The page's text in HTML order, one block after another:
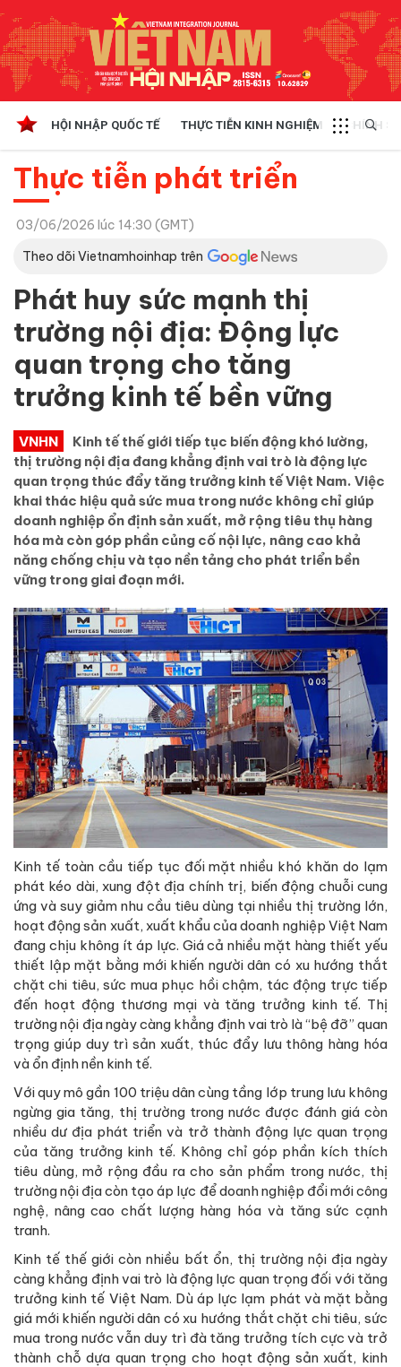
HỘI NHẬP QUỐC TẾ THỰC TIỄN KINH NGHIỆM CHÍNH
Thực tiễn phát triển
03/06/2026 lúc 14:30 (GMT)
Theo dõi Vietnamhoinhap trên
Phát huy sức mạnh thị
trường nội địa: Động lực
quan trọng cho tăng
trưởng kinh tế bền vững
VNHN
Kinh tế thế giới tiếp tục biến động khó lường,
thị trường nội địa đang khẳng định vai trò là động lực
quan trọng thúc đẩy tăng trưởng kinh tế Việt Nam. Việc
khai thác hiệu quả sức mua trong nước không chỉ giúp
doanh nghiệp ổn định sản xuất, mở rộng tiêu thụ hàng
hóa mà còn góp phần củng cố nội lực, nâng cao khả
năng chống chịu và tạo nền tảng cho phát triển bền
vững trong giai đoạn mới.
Kinh tế toàn cầu tiếp tục đối mặt nhiều khó khăn do lạm
phát kéo dài, xung đột địa chính trị, biến động chuỗi cung
ứng và suy giảm nhu cầu tiêu dùng tại nhiều thị trường lớn,
hoạt động sản xuất, xuất khẩu của doanh nghiệp Việt Nam
đang chịu không ít áp lực. Giá cả nhiều mặt hàng thiết yếu
thiết lập mặt bằng mới khiến người dân có xu hướng thắt
chặt chi tiêu, sức mua phục hồi chậm, tác động trực tiếp
đến hoạt động thương mại và tăng trưởng kinh tế. Thị
trường nội địa ngày càng khẳng định vai trò là “bệ đỡ” quan
trọng giúp duy trì sản xuất, thúc đẩy lưu thông hàng hóa
và ổn định nền kinh tế.
Với quy mô gần 100 triệu dân cùng tầng lớp trung lưu không
ngừng gia tăng, thị trường trong nước được đánh giá còn
nhiều dư địa phát triển và trở thành động lực quan trọng
của tăng trưởng kinh tế. Không chỉ góp phần kích thích
tiêu dùng, mở rộng đầu ra cho sản phẩm trong nước, thị
trường nội địa còn tạo áp lực để doanh nghiệp đổi mới công
nghệ, nâng cao chất lượng hàng hóa và tăng sức cạnh
tranh.
Kinh tế thế giới còn nhiều bất ổn, thị trường nội địa ngày
càng khẳng định vai trò là động lực quan trọng đối với tăng
trưởng kinh tế Việt Nam. Dù áp lực lạm phát và mặt bằng
giá mới khiến người dân có xu hướng thắt chặt chi tiêu, sức
mua trong nước vẫn duy trì đà tăng trưởng tích cực và trở
thành chỗ dựa quan trọng cho hoạt động sản xuất, kinh